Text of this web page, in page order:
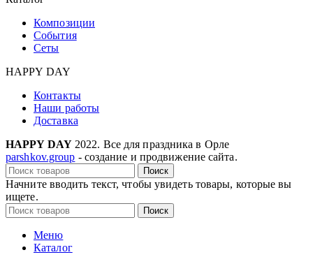
Композиции
События
Сеты
HAPPY DAY
Контакты
Наши работы
Доставка
HAPPY DAY 2022. Все для праздника в Орле
parshkov.group - создание и продвижение сайта.
Поиск
Начните вводить текст, чтобы увидеть товары, которые вы
ищете.
Поиск
Меню
Каталог